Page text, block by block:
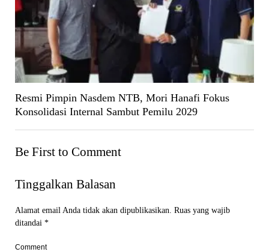
Resmi Pimpin Nasdem NTB, Mori Hanafi Fokus
Konsolidasi Internal Sambut Pemilu 2029
Be First to Comment
Tinggalkan Balasan
Alamat email Anda tidak akan dipublikasikan. Ruas yang wajib
ditandai *
Comment